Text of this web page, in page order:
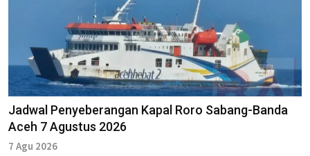
Jadwal Penyeberangan Kapal Roro Sabang-Banda
Aceh 7 Agustus 2026
7 Agu 2026